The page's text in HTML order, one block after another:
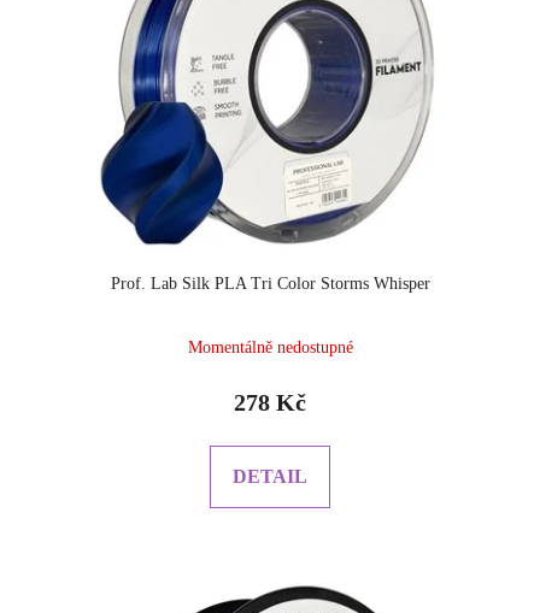
Prof. Lab Silk PLA Tri Color Storms Whisper
Momentálně nedostupné
278 Kč
DETAIL